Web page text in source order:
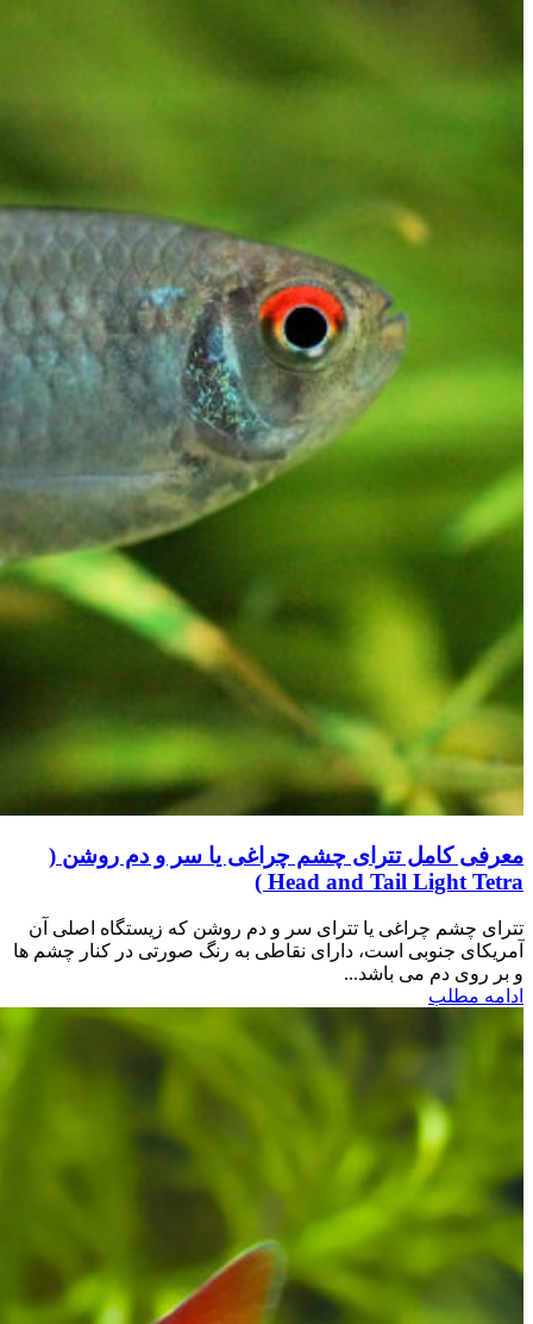
معرفی کامل تترای چشم چراغی یا سر و دم روشن (
Head and Tail Light Tetra )
تترای چشم چراغی یا تترای سر و دم روشن که زیستگاه اصلی آن
آمریکای جنوبی است، دارای نقاطی به رنگ صورتی در کنار چشم ها
و بر روی دم می باشد...
ادامه مطلب